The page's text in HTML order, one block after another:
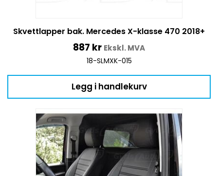
Skvettlapper bak. Mercedes X-klasse 470 2018+
887 kr Ekskl. MVA
18-SLMXK-015
Legg i handlekurv